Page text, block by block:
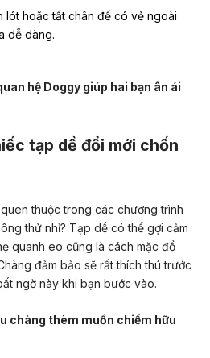
lót hoặc tất chân để có vẻ ngoài
dễ dàng.
hệ Doggy giúp hai bạn ân ái
tạp dề đổi mới chốn
thuộc trong các chương trình
thử nhỉ? Tạp dề có thể gợi cảm
quanh eo cũng là cách mặc đồ
đảm bảo sẽ rất thích thú trước
ngờ này khi bạn bước vào.
chàng thèm muốn chiếm hữu